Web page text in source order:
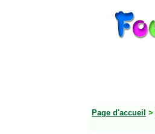
Page d'accueil >